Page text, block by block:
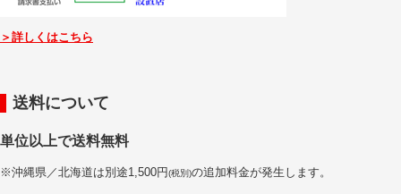
＞詳しくはこちら
送料について
単位以上で送料無料
※沖縄県／北海道は別途1,500円(税別)の追加料金が発生します。